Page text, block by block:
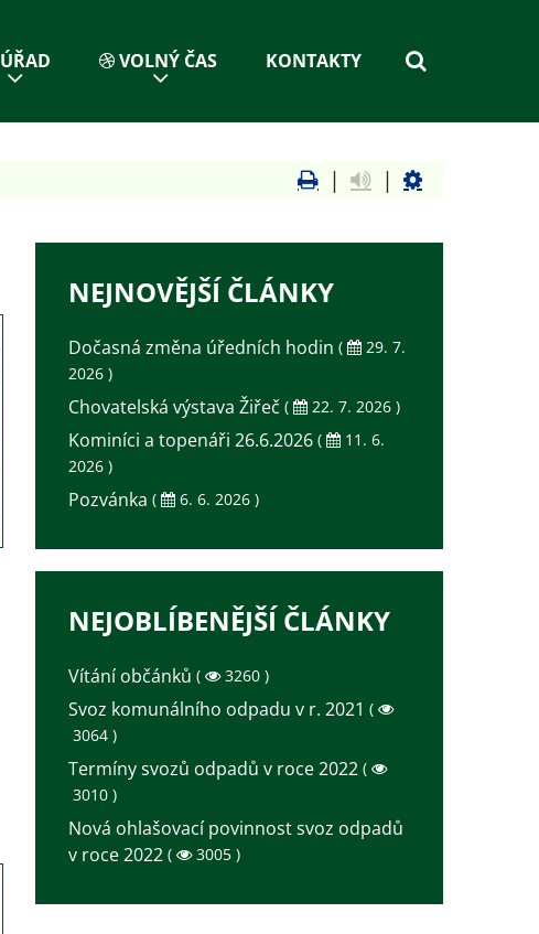
ÚŘAD VOLNÝ ČAS KONTAKTY
| |
NEJNOVĚJŠÍ ČLÁNKY
Dočasná změna úředních hodin (
29. 7.
2026 )
Chovatelská výstava Žiřeč ( 22. 7. 2026 )
Kominíci a topenáři 26.6.2026 (
11. 6.
2026 )
Pozvánka ( 6. 6. 2026 )
NEJOBLÍBENĚJŠÍ ČLÁNKY
Vítání občánků ( 3260 )
Svoz komunálního odpadu v r. 2021 (
3064 )
Termíny svozů odpadů v roce 2022 (
3010 )
Nová ohlašovací povinnost svoz odpadů
v roce 2022 ( 3005 )